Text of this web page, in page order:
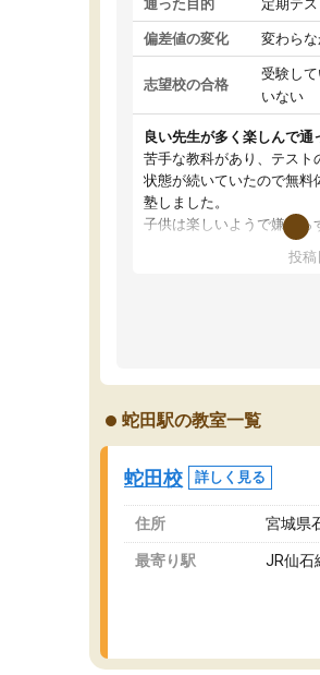
通った目的 定期テ
偏差値の変化 変わら
志望校の合格
受験し
いない
良い先生が多く楽しんで通
苦手な教科があり、テスト
状態が続いていたので無料
塾しました。
子供は楽しいようで嫌がら
先生は良い方が多く、い
ングを利用または路上駐車
投稿
蛇田駅の教室一覧
蛇田校 詳しく見る
住所 宮城県
最寄り駅 JR仙石